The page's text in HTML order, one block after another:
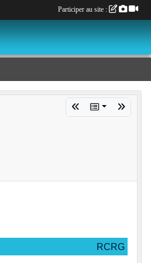
RCRG
Participer au site :